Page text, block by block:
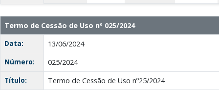
Termo de Cessão de Uso nº 025/2024
Data:
13/06/2024
Número:
025/2024
Título:
Termo de Cessão de Uso nº25/2024